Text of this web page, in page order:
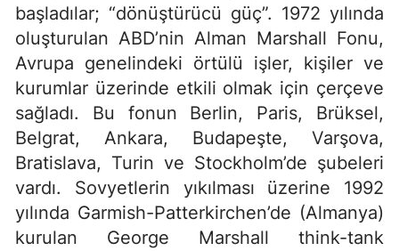
başladılar; “dönüştürücü güç”. 1972 yılında
oluşturulan ABD’nin Alman Marshall Fonu,
Avrupa genelindeki örtülü işler, kişiler ve
kurumlar üzerinde etkili olmak için çerçeve
sağladı. Bu fonun Berlin, Paris, Brüksel,
Belgrat, Ankara, Budapeşte, Varşova,
Bratislava, Turin ve Stockholm’de şubeleri
vardı. Sovyetlerin yıkılması üzerine 1992
yılında Garmish-Patterkirchen’de (Almanya)
kurulan George Marshall think-tank